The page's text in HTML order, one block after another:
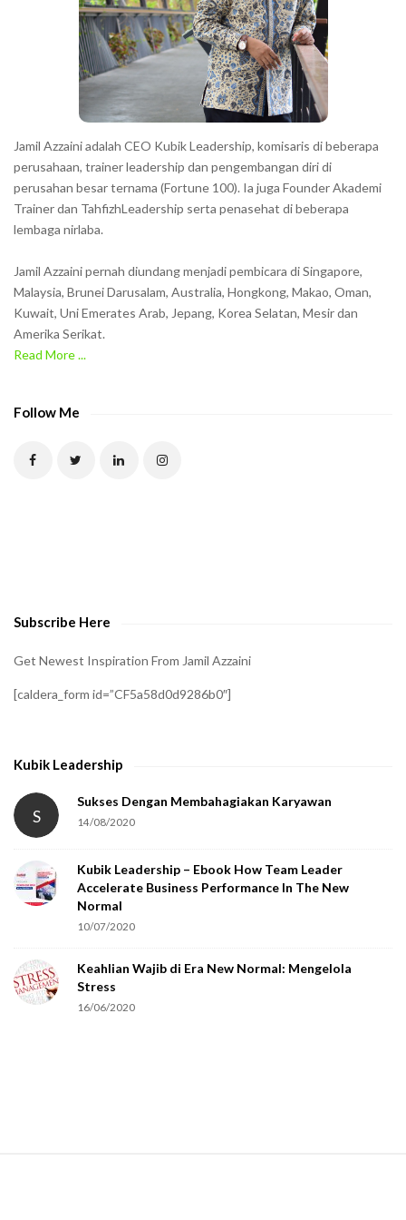
Jamil Azzaini adalah CEO Kubik Leadership, komisaris di beberapa
perusahaan, trainer leadership dan pengembangan diri di
perusahan besar ternama (Fortune 100). Ia juga Founder Akademi
Trainer dan TahfizhLeadership serta penasehat di beberapa
lembaga nirlaba.
Jamil Azzaini pernah diundang menjadi pembicara di Singapore,
Malaysia, Brunei Darusalam, Australia, Hongkong, Makao, Oman,
Kuwait, Uni Emerates Arab, Jepang, Korea Selatan, Mesir dan
Amerika Serikat.
Read More ...
Follow Me
Subscribe Here
Get Newest Inspiration From Jamil Azzaini
[caldera_form id=”CF5a58d0d9286b0″]
Kubik Leadership
S
Sukses Dengan Membahagiakan Karyawan
14/08/2020
Kubik Leadership – Ebook How Team Leader
Accelerate Business Performance In The New
Normal
10/07/2020
Keahlian Wajib di Era New Normal: Mengelola
Stress
16/06/2020